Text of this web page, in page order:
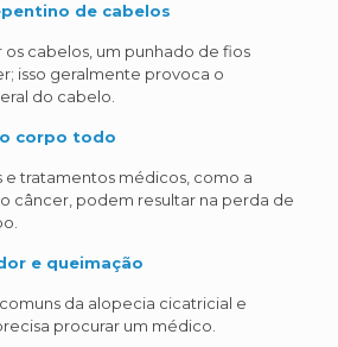
de cabelos
cabelos, um punhado de fios
isso geralmente provoca o
do cabelo.
corpo todo
e tratamentos médicos, como a
câncer, podem resultar na perda de
e queimação
comuns da alopecia cicatricial e
procurar um médico.